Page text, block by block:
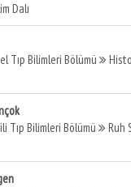
Dalı
Tıp Bilimleri Bölümü
Tıp Bilimleri Bölümü
Ruh